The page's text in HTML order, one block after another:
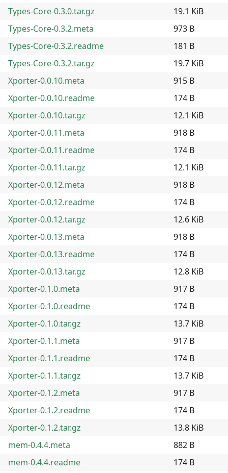
Types-Core-0.3.0.tar.gz
19.1 KiB
Types-Core-0.3.2.meta
973 B
Types-Core-0.3.2.readme
181 B
Types-Core-0.3.2.tar.gz
19.7 KiB
Xporter-0.0.10.meta
915 B
Xporter-0.0.10.readme
174 B
Xporter-0.0.10.tar.gz
12.1 KiB
Xporter-0.0.11.meta
918 B
Xporter-0.0.11.readme
174 B
Xporter-0.0.11.tar.gz
12.1 KiB
Xporter-0.0.12.meta
918 B
Xporter-0.0.12.readme
174 B
Xporter-0.0.12.tar.gz
12.6 KiB
Xporter-0.0.13.meta
918 B
Xporter-0.0.13.readme
174 B
Xporter-0.0.13.tar.gz
12.8 KiB
Xporter-0.1.0.meta
917 B
Xporter-0.1.0.readme
174 B
Xporter-0.1.0.tar.gz
13.7 KiB
Xporter-0.1.1.meta
917 B
Xporter-0.1.1.readme
174 B
Xporter-0.1.1.tar.gz
13.7 KiB
Xporter-0.1.2.meta
917 B
Xporter-0.1.2.readme
174 B
Xporter-0.1.2.tar.gz
13.8 KiB
mem-0.4.4.meta
882 B
mem-0.4.4.readme
174 B